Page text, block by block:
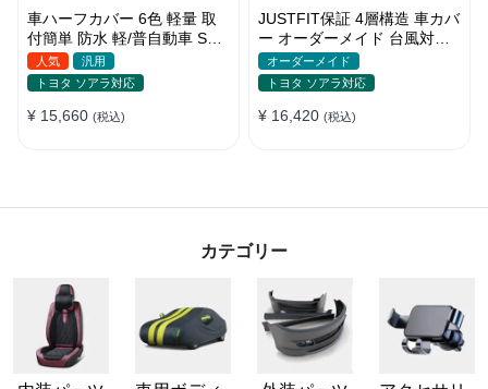
車ハーフカバー 6色 軽量 取
付簡単 防水 軽/普自動車 SUV
車対応 どんな天気でも使え
る
人気
汎用
トヨタ ソアラ対応
¥ 15,660 (税込)
JUSTFIT保証 4層構造 車カバ
ー オーダーメイド 台風対策
裏起毛 防水 車種専用 防風紐
付き
オーダーメイド
トヨタ ソアラ対応
¥ 16,420 (税込)
カテゴリー